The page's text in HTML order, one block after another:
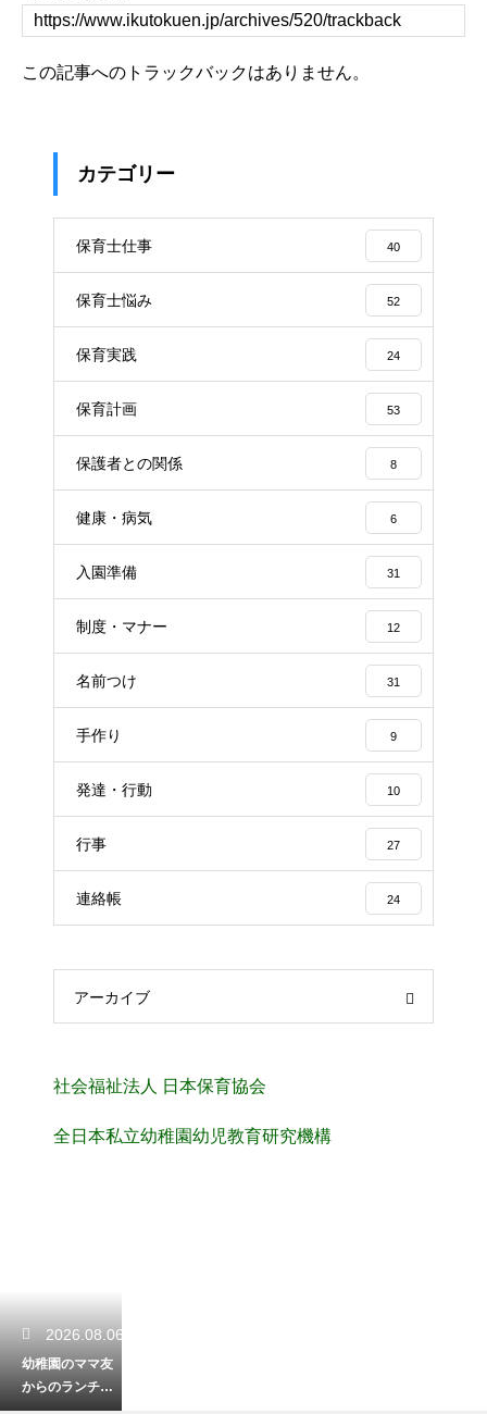
この記事へのトラックバックはありません。
カテゴリー
保育士仕事 40
保育士悩み 52
保育実践 24
保育計画 53
保護者との関係 8
健康・病気 6
入園準備 31
制度・マナー 12
名前つけ 31
手作り 9
発達・行動 10
行事 27
連絡帳 24
アーカイブ
社会福祉法人 日本保育協会
全日本私立幼稚園幼児教育研究機構
2026.08.06
幼稚園のママ友
からのランチの
上手な断り方！